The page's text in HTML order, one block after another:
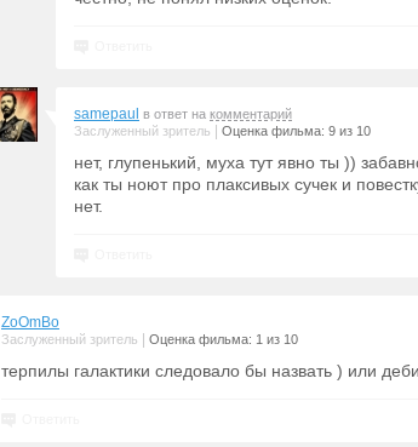
samepaul в ответ на комментарий
Заслуженный зритель
Оценка фильма: 9 из 10
нет, глупенький, муха тут явно ты ))
как ты ноют про плаксивых сучек и
нет.
ZoOmBo
Заслуженный зритель Оценка фильма: 1 из 10
терпилы галактики следовало бы назвать ) или